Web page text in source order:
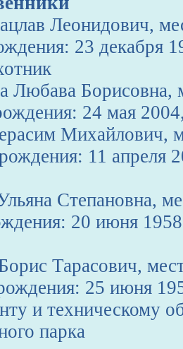
Леонидович,
23 декабря
Любава Борисовна,
24 мая
Михайлович,
11 апреля
Степановна,
20 июня
Тарасович,
25 июня
и техническому
парка